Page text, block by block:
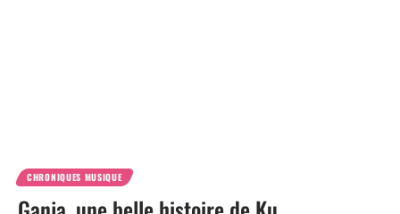
CHRONIQUES MUSIQUE